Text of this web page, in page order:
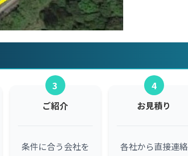
3
ご紹介
条件に合う会社を
4
お見積り
各社から直接連絡